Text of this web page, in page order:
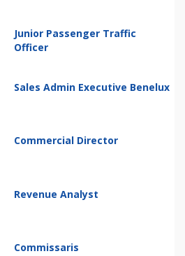
Junior Passenger Traffic
Officer
Sales Admin Executive Benelux
Commercial Director
Revenue Analyst
Commissaris